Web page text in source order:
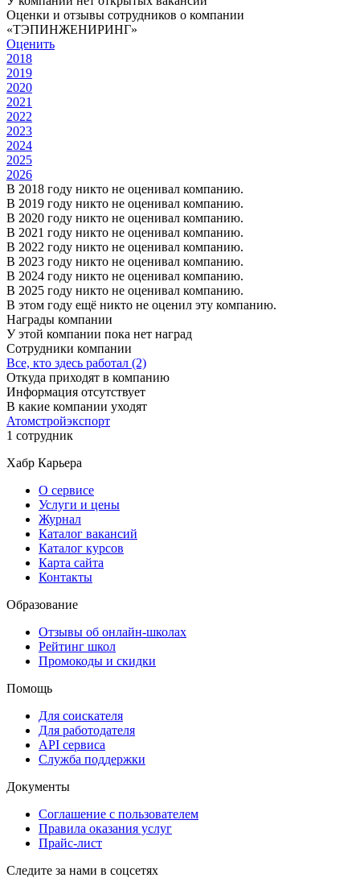
Оценки и отзывы сотрудников о компании
«ТЭПИНЖЕНИРИНГ»
Оценить
2018
2019
2020
2021
2022
2023
2024
2025
2026
В 2018 году никто не оценивал компанию.
В 2019 году никто не оценивал компанию.
В 2020 году никто не оценивал компанию.
В 2021 году никто не оценивал компанию.
В 2022 году никто не оценивал компанию.
В 2023 году никто не оценивал компанию.
В 2024 году никто не оценивал компанию.
В 2025 году никто не оценивал компанию.
В этом году ещё никто не оценил эту компанию.
Награды компании
У этой компании пока нет наград
Сотрудники компании
Все, кто здесь работал (2)
Откуда приходят в компанию
Информация отсутствует
В какие компании уходят
Атомстройэкспорт
1 сотрудник
Хабр Карьера
О сервисе
Услуги и цены
Журнал
Каталог вакансий
Каталог курсов
Карта сайта
Контакты
Образование
Отзывы об онлайн-школах
Рейтинг школ
Промокоды и скидки
Помощь
Для соискателя
Для работодателя
API сервиса
Служба поддержки
Документы
Соглашение с пользователем
Правила оказания услуг
Прайс-лист
Следите за нами в соцсетях